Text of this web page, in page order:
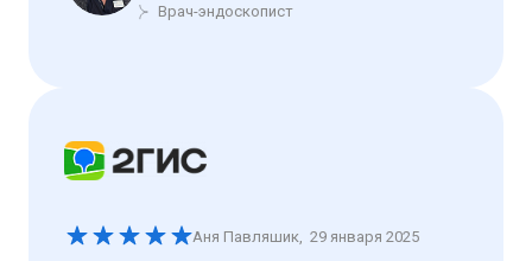
Врач-эндоскопист
Аня Павляшик 29 января 2025